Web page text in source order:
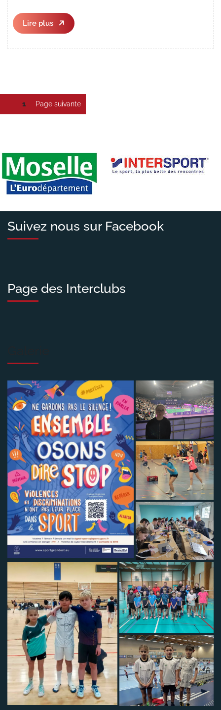
Lire plus
Lire
plus
Pagination
des
Page1 Page suivante
Suivez nous sur Facebook
Page des Interclubs